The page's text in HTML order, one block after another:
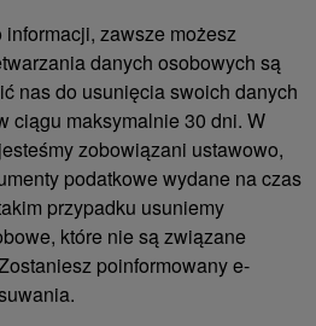
zawsze możesz
danych osobowych są
nas do usunięcia swoich danych
ciągu maksymalnie 30 dni. W
zobowiązani ustawowo,
podatkowe wydane na czas
przypadku usuniemy
które nie są związane
poinformowany e-